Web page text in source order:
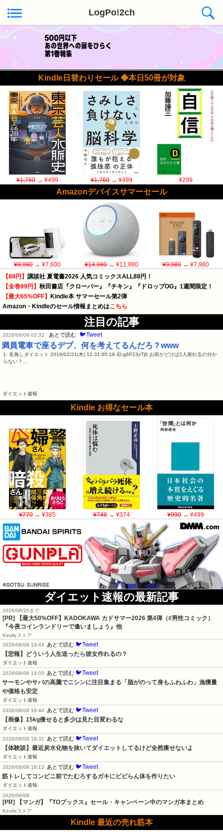
LogPo!2ch
Kindle日替わりセール ◆本日50冊が対象
¥1,760→ ¥499 ¥1,760→ ¥499 ¥299
Amazonデバイスサマーセール
¥8,980→ ¥7,600 ¥14,980→ ¥11,980 ¥9,980→ ¥7,980
【88円】 講談社 夏電書2026 人気コミックスALL88円！
【全巻99円】 秋田書店『クローバー』『チキン』『ドロップOG』1週間限定！
【最大65%OFF】
Kindle本 サマーセール第2弾
Amazon・Kindleのセール情報まとめはこちら
注目の記事
2026/06/09 03:32 あとで読む 🐦Tweet
満員電車で座るデブ、何を考えてるんだろ？www
1: 名無しダイエット 2019/02/21(木) 12:31:05.18 ID:g6P23zTj0 お前がどけば2人座れるの分か
らない？…
ダイエット速報
Kindle お得なセール本
¥770→ ¥385 ¥748→ ¥374 ¥990→ ¥499
ダイエット速報の最新記事
2026/08/20まで
[PR]
【最大50%OFF】KADOKAWA カドサマー2026 第4弾（#男性コミック）
『今夜コインランドリーで逢いましょう』他
Kindleストア
2026/08/08 19:44 あとで読む 🐦Tweet
【悲報】どういう人生送ったら彼女作れるの？
ダイエット速報
2026/08/08 19:03
あとで読む 🐦Tweet
サーモンやサバの高騰でニシンに注目集まる「脂がのって身もふわふわ」漁獲量
や価格も安定
ダイエット速報
2026/08/08 18:44 あとで読む 🐦Tweet
【画像】15kg痩せると多少は見た目変わるな
ダイエット速報
2026/08/08 18:32
あとで読む 🐦Tweet
【体験談】最近炭水化物を抜いてダイエットしてるけど全然痩せないよ
ダイエット速報
2026/08/08 18:13
あとで読む 🐦Tweet
筋トレしてコンビニ前でたむろするガキにビビらん体を作りたい
ダイエット速報
2026/08/08
[PR] 【マンガ】『TOブックス』セール・キャンペーン中のマンガ本まとめ
Kindleストア
Kindle 最近の売れ筋本